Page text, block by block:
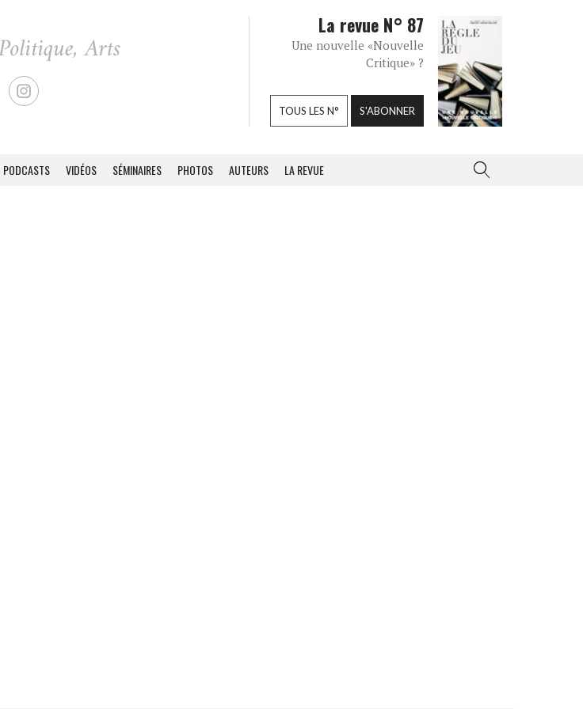
La revue N° 87
Une nouvelle «Nouvelle
Critique» ?
TOUS LES N° S'ABONNER
PODCASTS VIDÉOS SÉMINAIRES PHOTOS AUTEURS LA REVUE